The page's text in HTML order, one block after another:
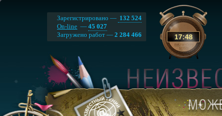
17:48
Зарегистрировано — 132 524
On-line — 45 027
Загружено работ — 2 284 466